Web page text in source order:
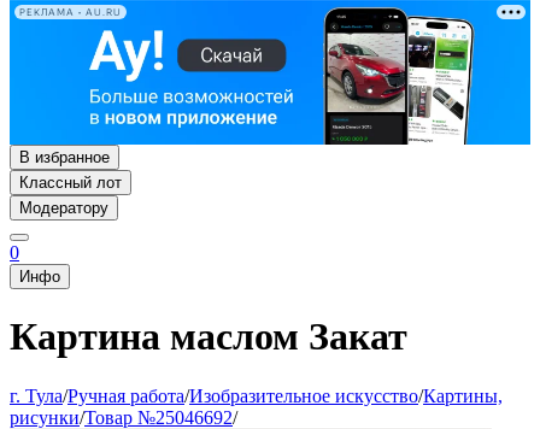
РЕКЛАМА • AU.RU
В избранное
Классный лот
Модератору
0
Инфо
Картина маслом Закат
г. Тула/Ручная работа/Изобразительное искусство/Картины,
рисунки/Товар №25046692/